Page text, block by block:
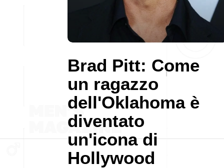
Brad Pitt: Come
un ragazzo
dell'Oklahoma è
diventato
un'icona di
Hollywood